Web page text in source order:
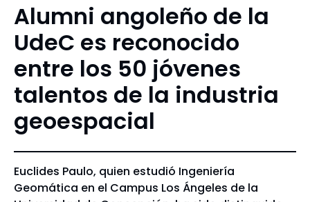
Alumni angoleño de la
UdeC es reconocido
entre los 50 jóvenes
talentos de la industria
geoespacial
Euclides Paulo, quien estudió Ingeniería
Geomática en el Campus Los Ángeles de la